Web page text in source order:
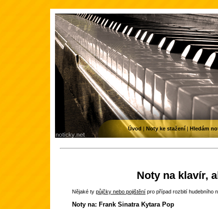
Noty na klavír,
Nějaké ty půjčky nebo pojištění pro případ rozbití hudebního
Noty na: Frank Sinatra Kytara Pop
Úvod | Noty ke stažení| Hledám